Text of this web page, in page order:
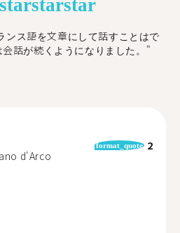
starstarstar
ス語を文章にして話すことはで
話が続くようになりました。"
d'Arco
format_quote 2